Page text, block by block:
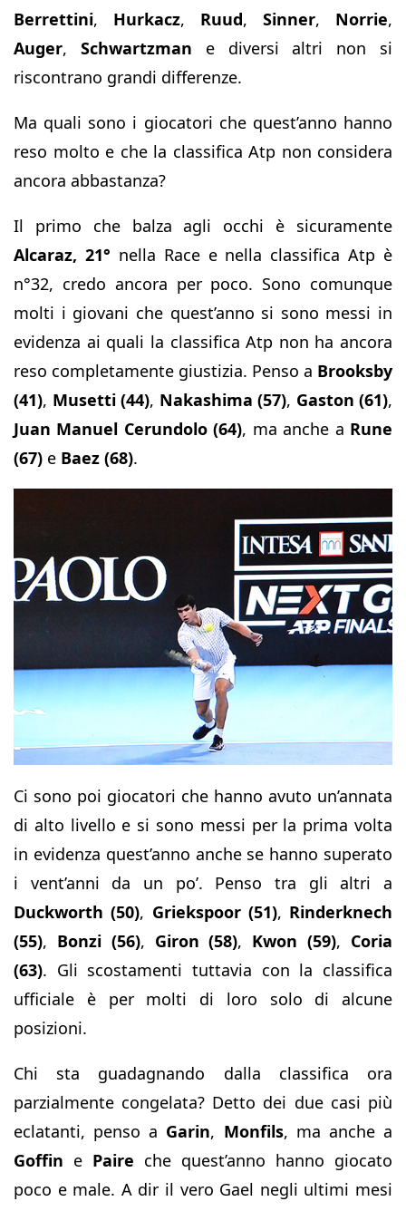
Berrettini, Hurkacz, Ruud, Sinner, Norrie,
Auger, Schwartzman e diversi altri non si
riscontrano grandi differenze.
Ma quali sono i giocatori che quest’anno hanno
reso molto e che la classifica Atp non considera
ancora abbastanza?
Il primo che balza agli occhi è sicuramente
Alcaraz, 21° nella Race e nella classifica Atp è
n°32, credo ancora per poco. Sono comunque
molti i giovani che quest’anno si sono messi in
evidenza ai quali la classifica Atp non ha ancora
reso completamente giustizia. Penso a Brooksby
(41), Musetti (44), Nakashima (57), Gaston (61),
Juan Manuel Cerundolo (64), ma anche a Rune
(67) e Baez (68).
Ci sono poi giocatori che hanno avuto un’annata
di alto livello e si sono messi per la prima volta
in evidenza quest’anno anche se hanno superato
i vent’anni da un po’. Penso tra gli altri a
Duckworth (50), Griekspoor (51), Rinderknech
(55), Bonzi (56), Giron (58), Kwon (59), Coria
(63). Gli scostamenti tuttavia con la classifica
ufficiale è per molti di loro solo di alcune
posizioni.
Chi sta guadagnando dalla classifica ora
parzialmente congelata? Detto dei due casi più
eclatanti, penso a Garin, Monfils, ma anche a
Goffin e Paire che quest’anno hanno giocato
poco e male. A dir il vero Gael negli ultimi mesi